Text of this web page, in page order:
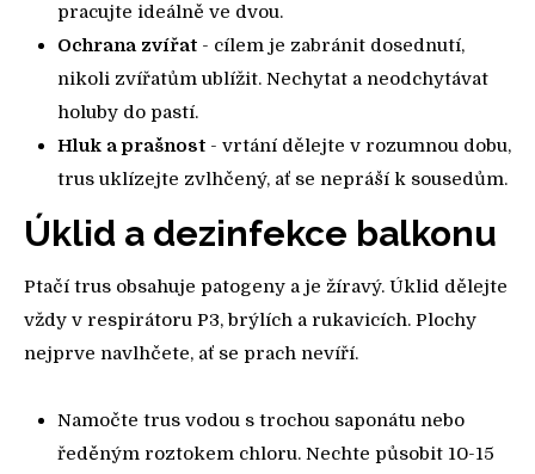
pracujte ideálně ve dvou.
Ochrana zvířat - cílem je zabránit dosednutí,
nikoli zvířatům ublížit. Nechytat a neodchytávat
holuby do pastí.
Hluk a prašnost - vrtání dělejte v rozumnou dobu,
trus uklízejte zvlhčený, ať se nepráší k sousedům.
Úklid a dezinfekce balkonu
Ptačí trus obsahuje patogeny a je žíravý. Úklid dělejte
vždy v respirátoru P3, brýlích a rukavicích. Plochy
nejprve navlhčete, ať se prach nevíří.
Namočte trus vodou s trochou saponátu nebo
ředěným roztokem chloru. Nechte působit 10-15